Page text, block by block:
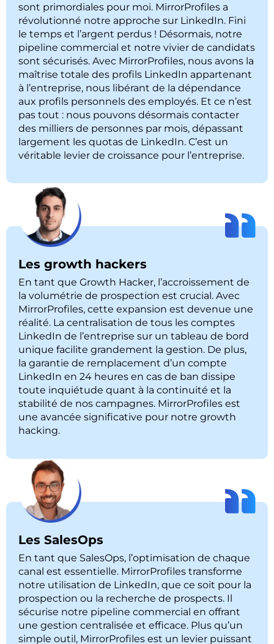
sont primordiales pour moi. MirrorProfiles a
révolutionné notre approche sur LinkedIn. Fini
le temps et l’argent perdus ! Désormais, notre
pipeline commercial et notre vivier de candidats
sont sécurisés. Avec MirrorProfiles, nous avons la
maîtrise totale des profils LinkedIn appartenant
à l’entreprise, nous libérant de la dépendance
aux profils personnels des employés. Et ce n’est
pas tout : nous pouvons désormais contacter
des milliers de personnes par mois, dépassant
largement les quotas de LinkedIn. C’est un
véritable levier de croissance pour l’entreprise.
Les growth hackers
En tant que Growth Hacker, l’accroissement de
la volumétrie de prospection est crucial. Avec
MirrorProfiles, cette expansion est devenue une
réalité. La centralisation de tous les comptes
LinkedIn de l’entreprise sur un tableau de bord
unique facilite grandement la gestion. De plus,
la garantie de remplacement d’un compte
LinkedIn en 24 heures en cas de ban dissipe
toute inquiétude quant à la continuité et la
stabilité de nos campagnes. MirrorProfiles est
une avancée significative pour notre growth
hacking.
Les SalesOps
En tant que SalesOps, l’optimisation de chaque
canal est essentielle. MirrorProfiles transforme
notre utilisation de LinkedIn, que ce soit pour la
prospection ou la recherche de prospects. Il
sécurise notre pipeline commercial en offrant
une gestion centralisée et efficace. Plus qu’un
simple outil, MirrorProfiles est un levier puissant